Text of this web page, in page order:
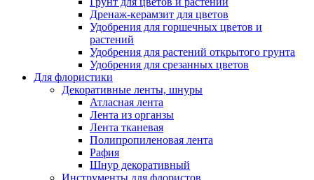
Дренаж-керамзит для цветов
Удобрения для горшечных цветов и
растений
Удобрения для растений открытого грунта
Удобрения для срезанных цветов
Для флористики
Декоративные ленты, шнуры
Атласная лента
Лента из органзы
Лента тканевая
Полипропиленовая лента
Рафия
Шнур декоративный
Инструменты для флористов